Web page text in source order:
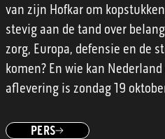
van zijn Hofkar om
stevig aan de tand over
zorg, Europa, defensie en de
komen? En wie kan
aflevering is zondag 19
PERS